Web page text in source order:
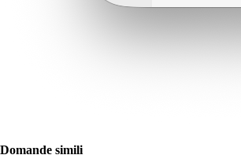
Domande simili